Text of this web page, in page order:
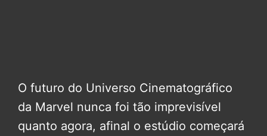
O futuro do Universo Cinematográfico
da Marvel nunca foi tão imprevisível
quanto agora, afinal o estúdio começará